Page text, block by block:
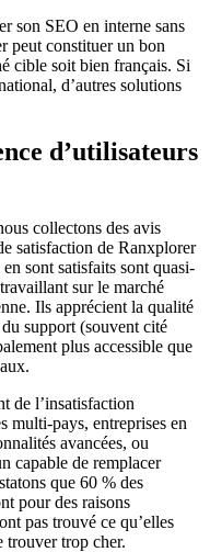
son SEO en interne sans
peut constituer un bon
cible soit bien français. Si
d’autres solutions
d’utilisateurs
collectons des avis
satisfaction de Ranxplorer
sont satisfaits sont quasi-
sur le marché
Ils apprécient la qualité
support (souvent cité
plus accessible que
de l’insatisfaction
multi-pays, entreprises en
avancées, ou
capable de remplacer
que 60 % des
pour des raisons
pas trouvé ce qu’elles
trouver trop cher.